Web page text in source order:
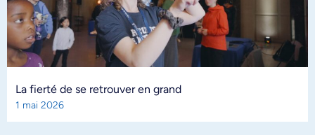
La fierté de se retrouver en grand
1 mai 2026